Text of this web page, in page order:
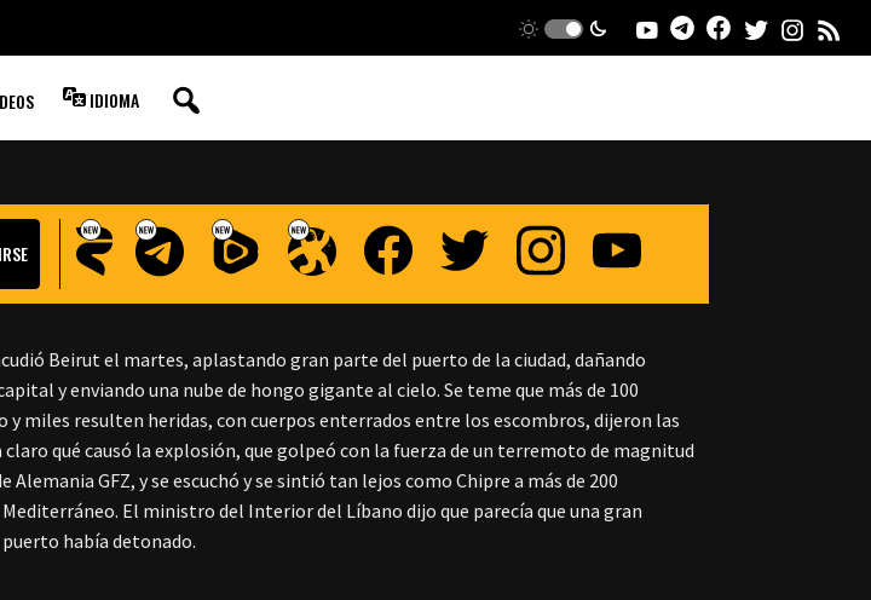
IDIOMA
Beirut el martes, aplastando gran parte del puerto de la ciudad, dañando
y enviando una nube de hongo gigante al cielo. Se teme que más de 100
y miles resulten heridas, con cuerpos enterrados entre los escombros, dijeron las
qué causó la explosión, que golpeó con la fuerza de un terremoto de magnitud
Alemania GFZ, y se escuchó y se sintió tan lejos como Chipre a más de 200
El ministro del Interior del Líbano dijo que parecía que una gran
había detonado.